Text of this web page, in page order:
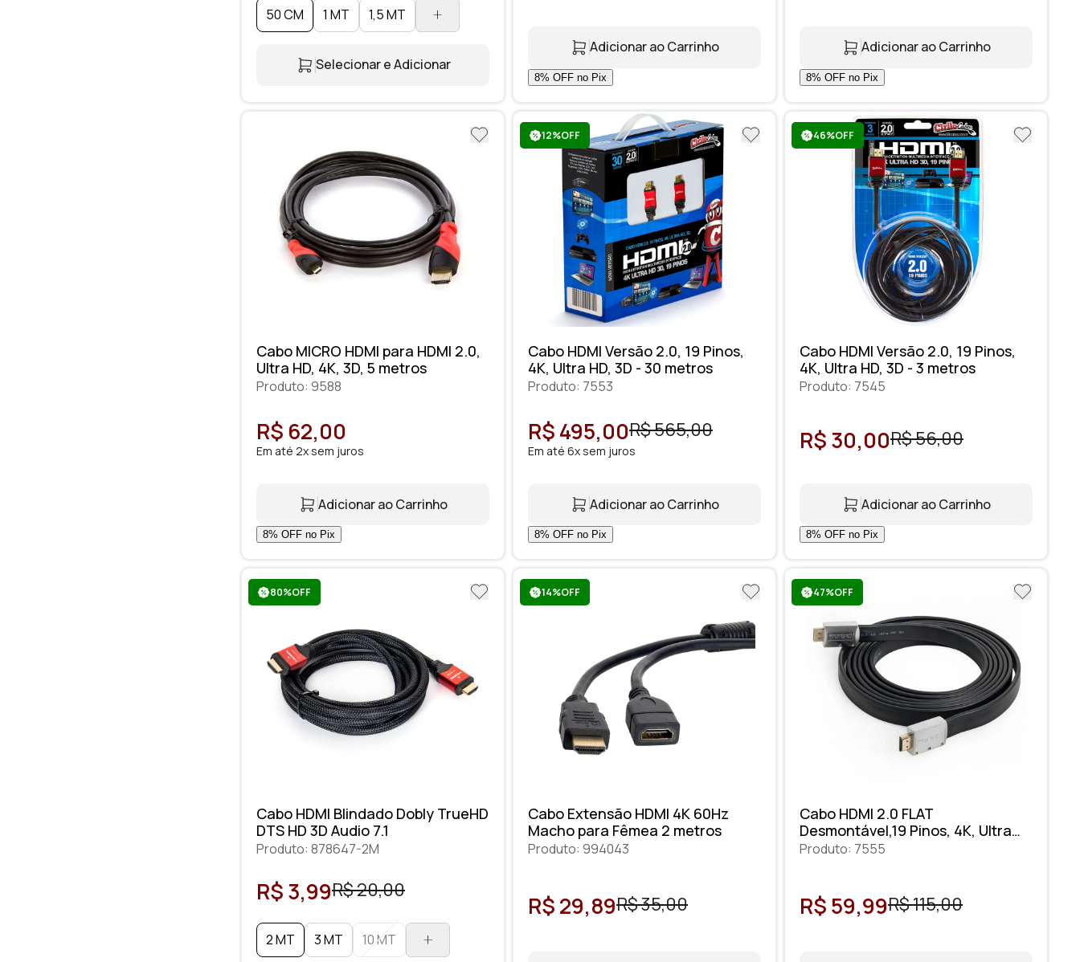
50 CM 1 MT 1,5 MT
Selecionar e Adicionar
Adicionar ao Carrinho Adicionar ao Carrinho
Cabo MICRO HDMI para HDMI 2.0,
Ultra HD, 4K, 3D, 5 metros
Produto: 9588
R$ 62,00
Em até 2x sem juros
Adicionar ao Carrinho
12%OFF
Cabo HDMI Versão 2.0, 19 Pinos,
4K, Ultra HD, 3D - 30 metros
Produto: 7553
R$ 495,00R$ 565,00
Em até 6x sem juros
Adicionar ao Carrinho
46%OFF
Cabo HDMI Versão 2.0, 19 Pinos,
4K, Ultra HD, 3D - 3 metros
Produto: 7545
R$ 30,00R$ 56,00
Adicionar ao Carrinho
80%OFF
Cabo HDMI Blindado Dobly TrueHD
DTS HD 3D Audio 7.1
Produto: 878647-2M
R$ 3,99R$ 20,00
2 MT 3 MT 10 MT
14%OFF
Cabo Extensão HDMI 4K 60Hz
Macho para Fêmea 2 metros
Produto: 994043
R$ 29,89R$ 35,00
47%OFF
Cabo HDMI 2.0 FLAT
Desmontável,19 Pinos, 4K, Ultra
HD, 3D - 3 metros
Produto: 7555
R$ 59,99R$ 115,00